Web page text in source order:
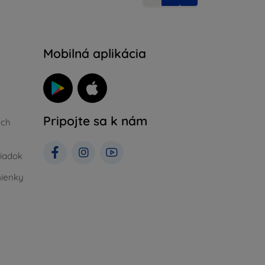
Mobilná aplikácia
Pripojte sa k nám